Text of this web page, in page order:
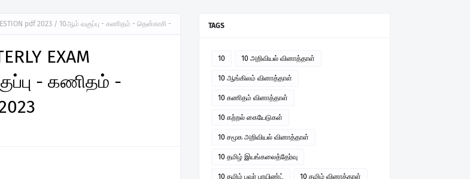
pdf 2023 / 10ஆம் வகுப்பு - கணிதம் - தென்காசி -
EXAM
- கணிதம் -
TAGS
10 10 அறிவியல் வினாத்தாள்
10 ஆங்கிலம் வினாத்தாள்
10 கணிதம் வினாத்தாள்
10 கற்றல் கையேடுகள்
10 சமூக அறிவியல் வினாத்தாள்
10 தமிழ் இயங்கலைத்தேர்வு
10 தமிழ் பவர் பாயிண்ட் 10 தமிழ் வினாத்தாள்